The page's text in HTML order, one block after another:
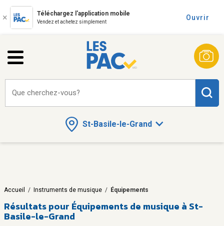
Téléchargez l'application mobile
Vendez et achetez simplement
Ouvrir
St-Basile-le-Grand
Que cherchez-vous?
Accueil / Instruments de musique / Équipements
Résultats pour Équipements de musique à St-
Basile-le-Grand